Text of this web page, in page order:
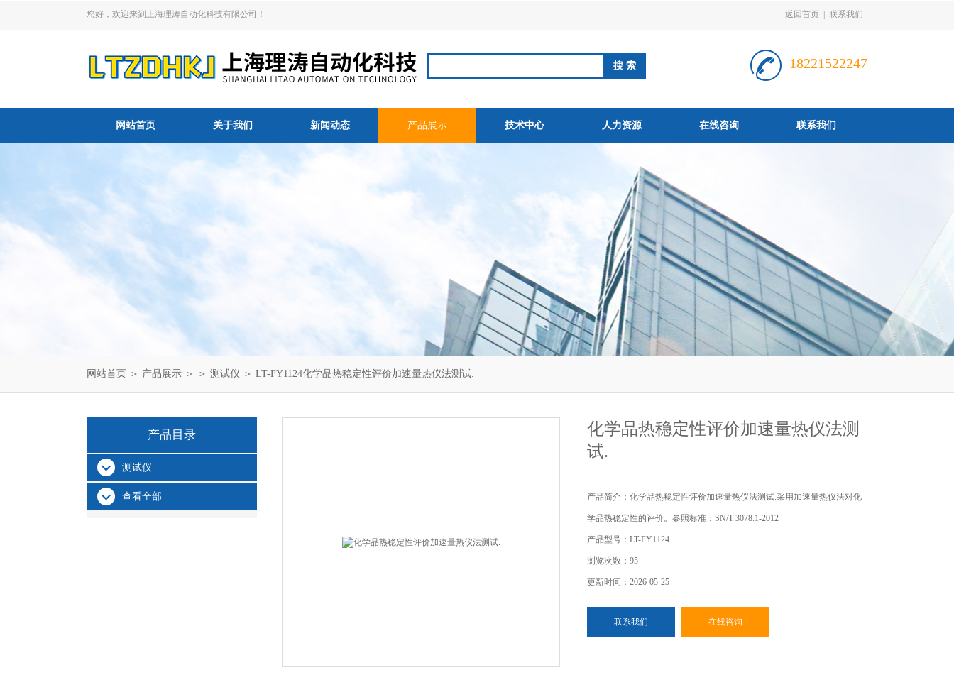
您好，欢迎来到上海理涛自动化科技有限公司！ 返回首页 联系我们
18221522247
网站首页 关于我们 新闻动态 产品展示 技术中心 人力资源 在线咨询 联系我们
网站首页 ＞ 产品展示 ＞ ＞ 测试仪 ＞ LT-FY1124化学品热稳定性评价加速量热仪法测试.
产品目录
测试仪
查看全部
化学品热稳定性评价加速量热仪法测
试.
产品简介：化学品热稳定性评价加速量热仪法测试.采用加速量热仪法对化
学品热稳定性的评价。参照标准：SN/T 3078.1-2012
产品型号：LT-FY1124
浏览次数：95
更新时间：2026-05-25
联系我们 在线咨询